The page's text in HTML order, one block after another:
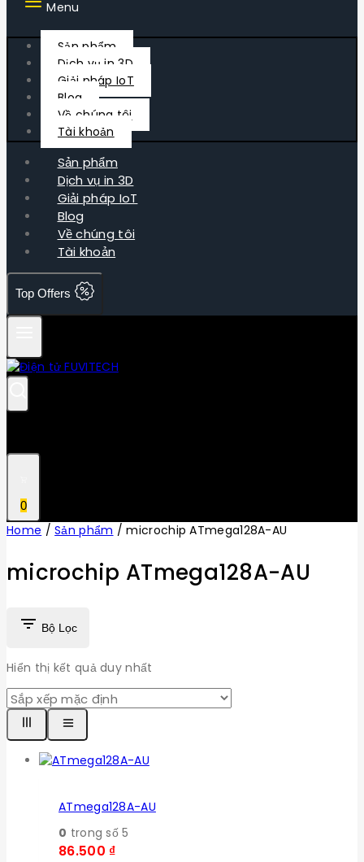
Menu
Sản phẩm
Dịch vụ in 3D
Giải pháp IoT
Blog
Về chúng tôi
Tài khoản
Sản phẩm
Dịch vụ in 3D
Giải pháp IoT
Blog
Về chúng tôi
Tài khoản
Top Offers
0
Home / Sản phẩm / microchip ATmega128A-AU
microchip ATmega128A-AU
Bộ Lọc
Hiển thị kết quả duy nhất
ATmega128A-AU
0 trong số 5
86.500 ₫